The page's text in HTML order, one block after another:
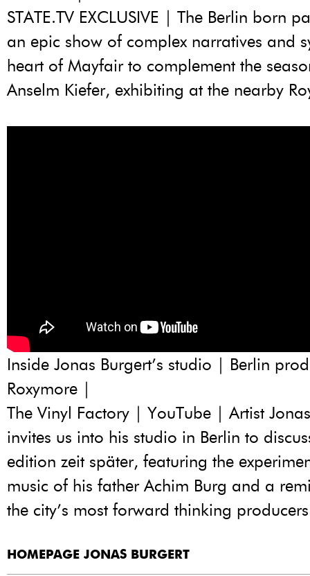
STATE.TV EXCLUSIVE | The Berlin born
an epic show of complex narratives and
heart of Mayfair to complement the
Anselm Kiefer, exhibiting at the nearby
Inside Jonas Burgert’s studio | Berlin
Roxymore |
The Vinyl Factory | YouTube | Artist
invites us into his studio in Berlin to
edition zeit später, featuring the
music of his father Achim Burg and a
the city’s most forward thinking
HOMEPAGE JONAS BURGERT